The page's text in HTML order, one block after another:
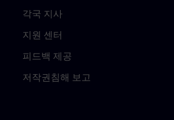
각국 지사
지원 센터
피드백 제공
저작권침해 보고